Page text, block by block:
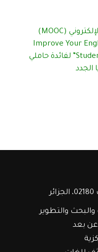
إطلاق التكوين الإلكتروني (MOOC)
“Improve Your
Students – 2025-2026” لفائدة حاملي
الجدد
والتطوير
بعد